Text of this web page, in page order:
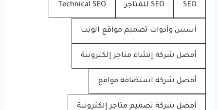
SEO SEO للمتاجر Technical SEO
أسس وأدوات تصميم مواقع الويب
أفضل شركة إنشاء متاجر إلكترونية
أفضل شركة استضافة مواقع
أفضل شركة تصميم متاجر إلكترونية